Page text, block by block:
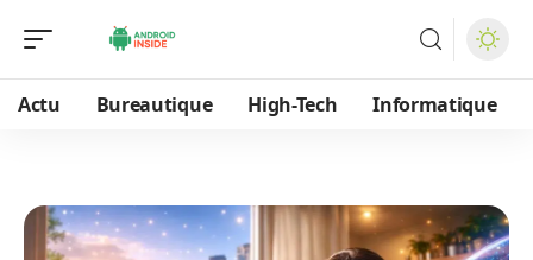
Actu Bureautique High-Tech Informatique